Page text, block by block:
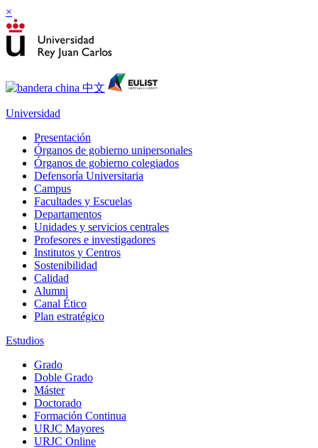
×
Universidad
Presentación
Órganos de gobierno unipersonales
Órganos de gobierno colegiados
Defensoría Universitaria
Campus
Facultades y Escuelas
Departamentos
Unidades y servicios centrales
Profesores e investigadores
Institutos y Centros
Sostenibilidad
Calidad
Alumni
Canal Ético
Plan estratégico
Estudios
Grado
Doble Grado
Máster
Doctorado
Formación Continua
URJC Mayores
URJC Online